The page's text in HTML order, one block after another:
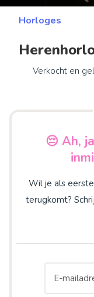
Horloges
Verkocht en
😔 Ah,
Wil je als
terugkomt?